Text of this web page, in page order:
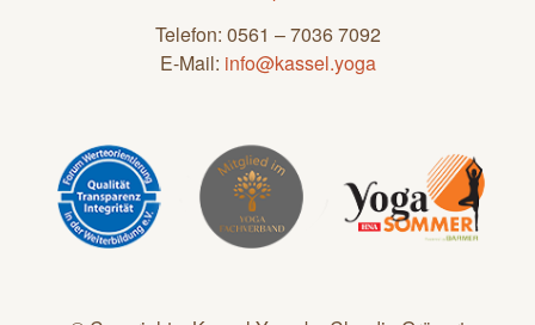
Telefon: 0561 – 7036 7092
E-Mail: info@kassel.yoga